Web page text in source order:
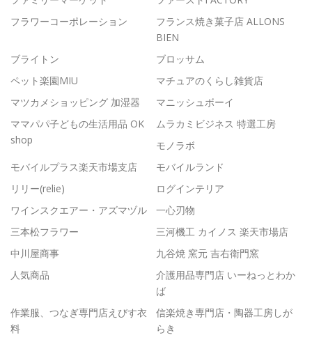
フラワーコーポレーション
フランス焼き菓子店 ALLONS
BIEN
ブライトン
ブロッサム
ペット楽園MIU
マチュアのくらし雑貨店
マツカメショッピング 加湿器
マニッシュボーイ
ママパパ子どもの生活用品 OK
shop
ムラカミビジネス 特選工房
モノラボ
モバイルプラス楽天市場支店
モバイルランド
リリー(relie)
ログインテリア
ワインスクエアー・アズマヅル
一心刃物
三本松フラワー
三河機工 カイノス 楽天市場店
中川屋商事
九谷焼 窯元 吉右衛門窯
人気商品
介護用品専門店 いーねっとわか
ば
作業服、つなぎ専門店えびす衣
料
信楽焼き専門店・陶器工房しが
らき